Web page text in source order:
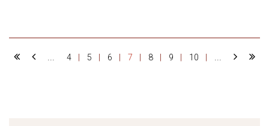
... 4 5 6 7 8 9 10 ...